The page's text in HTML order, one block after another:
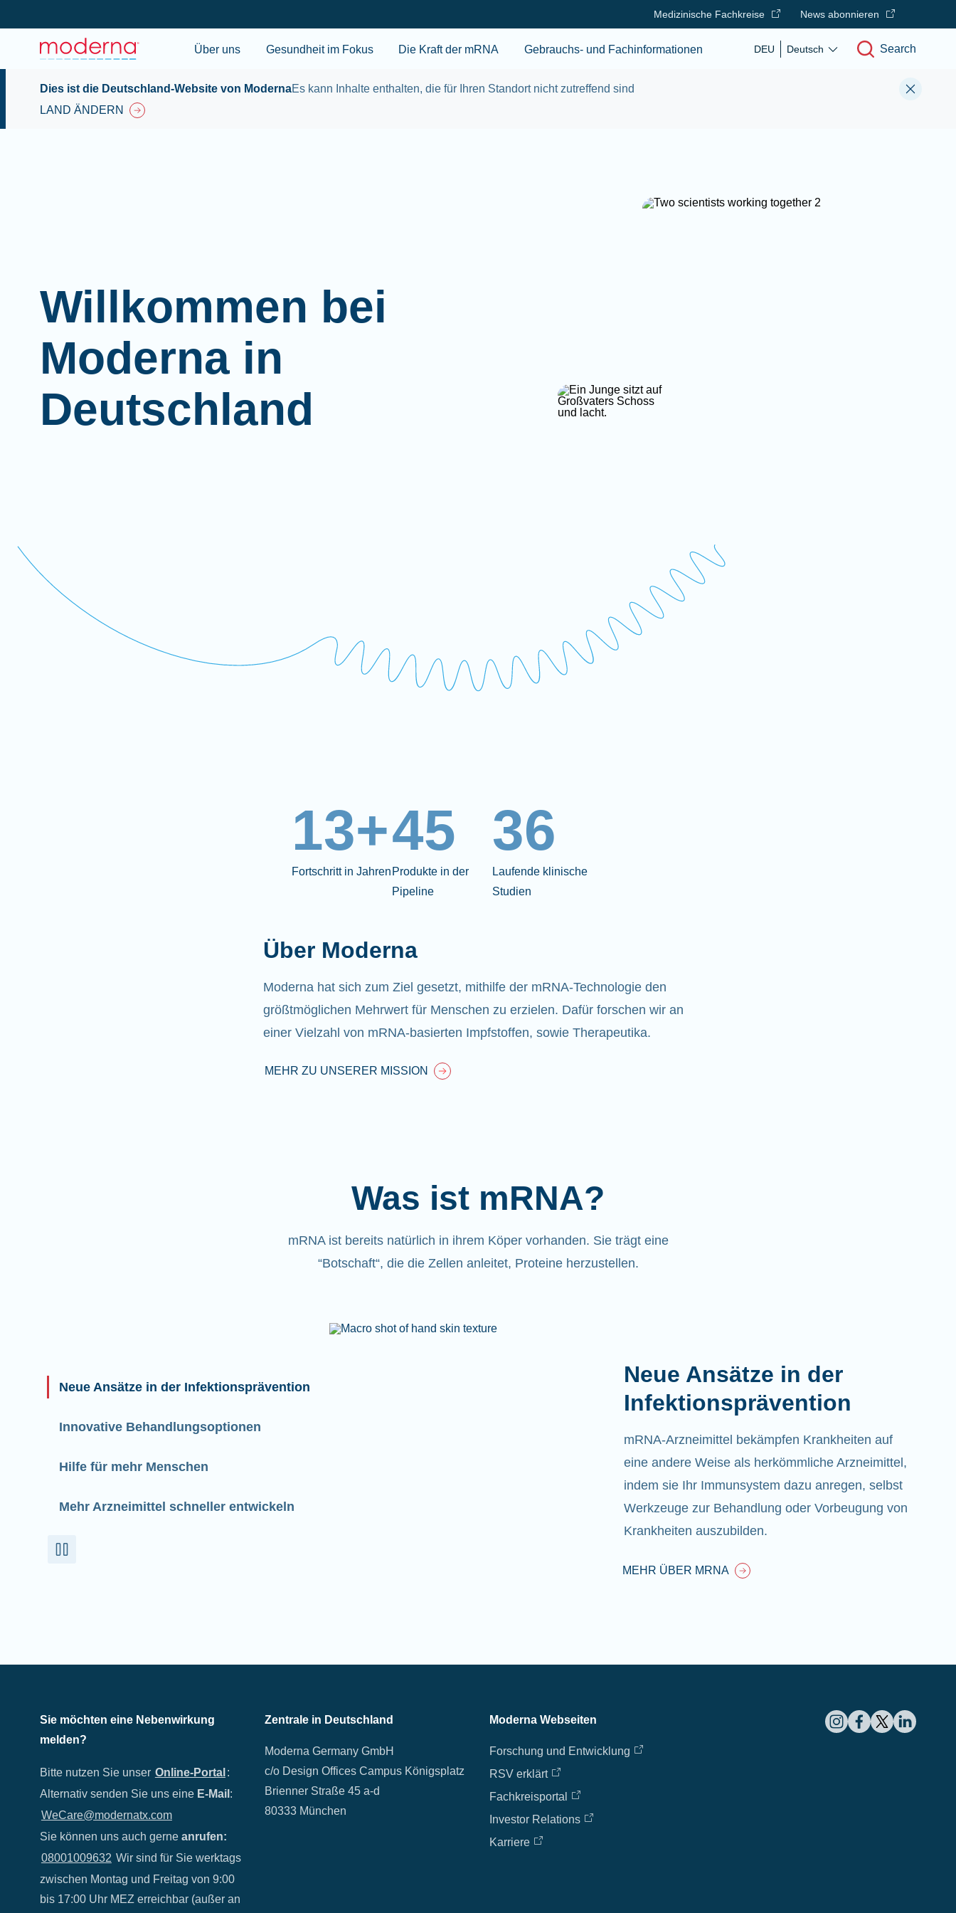
Medizinische Fachkreise News abonnieren
Über uns Gesundheit im Fokus Die Kraft der mRNA Gebrauchs- und Fachinformationen DEU Deutsch Search
Dies ist die Deutschland-Website von ModernaEs kann Inhalte enthalten, die für Ihren Standort nicht zutreffend sind
LAND ÄNDERN
Willkommen bei
Moderna in
Deutschland
13+
Fortschritt in Jahren
45
Produkte in der
Pipeline
36
Laufende klinische
Studien
Über Moderna
Moderna hat sich zum Ziel gesetzt, mithilfe der mRNA-Technologie den
größtmöglichen Mehrwert für Menschen zu erzielen. Dafür forschen wir an
einer Vielzahl von mRNA-basierten Impfstoffen, sowie Therapeutika.
MEHR ZU UNSERER MISSION
Was ist mRNA?
mRNA ist bereits natürlich in ihrem Köper vorhanden. Sie trägt eine
“Botschaft“, die die Zellen anleitet, Proteine herzustellen.
Neue Ansätze in der Infektionsprävention
Innovative Behandlungsoptionen
Hilfe für mehr Menschen
Mehr Arzneimittel schneller entwickeln
Neue Ansätze in der
Infektionsprävention
mRNA-Arzneimittel bekämpfen Krankheiten auf
eine andere Weise als herkömmliche Arzneimittel,
indem sie Ihr Immunsystem dazu anregen, selbst
Werkzeuge zur Behandlung oder Vorbeugung von
Krankheiten auszubilden.
MEHR ÜBER MRNA
Sie möchten eine Nebenwirkung
melden?
Bitte nutzen Sie unser Online-Portal :
Alternativ senden Sie uns eine E-Mail :
WeCare@modernatx.com
Sie können uns auch gerne anrufen:
08001009632 Wir sind für Sie werktags
zwischen Montag und Freitag von 9:00
bis 17:00 Uhr MEZ erreichbar (außer an
Zentrale in Deutschland
Moderna Germany GmbH
c/o Design Offices Campus Königsplatz
Brienner Straße 45 a-d
80333 München
Moderna Webseiten
Forschung und Entwicklung
RSV erklärt
Fachkreisportal
Investor Relations
Karriere